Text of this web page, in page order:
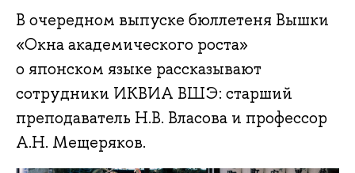
В очередном выпуске бюллетеня Вышки
«Окна академического роста»
о японском языке рассказывают
сотрудники ИКВИА ВШЭ: старший
преподаватель Н.В. Власова и профессор
А.Н. Мещеряков.